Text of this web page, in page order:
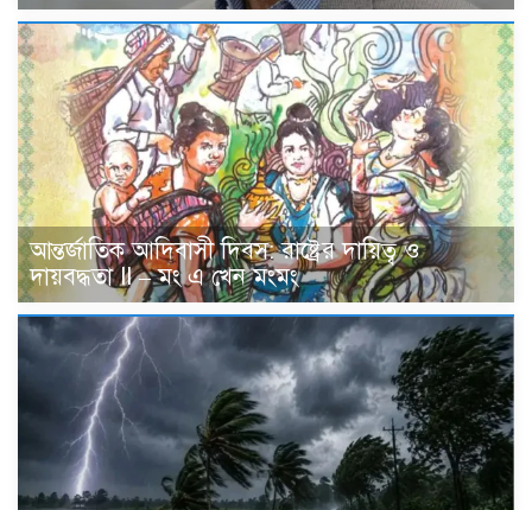
আন্তর্জাতিক আদিবাসী দিবস: রাষ্ট্রের দায়িত্ব ও
দায়বদ্ধতা II – মং এ খেন মংমং